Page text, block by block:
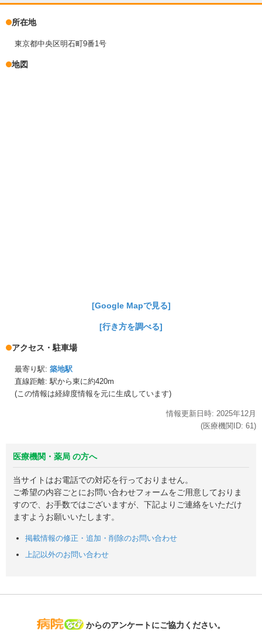
所在地
東京都中央区明石町9番1号
地図
[Google Mapで見る]
[行き方を調べる]
アクセス・駐車場
最寄り駅: 築地駅
直線距離: 駅から東に約420m
(この情報は経緯度情報を元に生成しています)
情報更新日時: 2025年12月
(医療機関ID: 61)
医療機関・薬局 の方へ
当サイトはお電話での対応を行っておりません。
ご希望の内容ごとにお問い合わせフォームをご用意しておりま
すので、お手数ではございますが、下記よりご連絡をいただけ
ますようお願いいたします。
掲載情報の修正・追加・削除のお問い合わせ
上記以外のお問い合わせ
病院なび
からのアンケートにご協力ください。